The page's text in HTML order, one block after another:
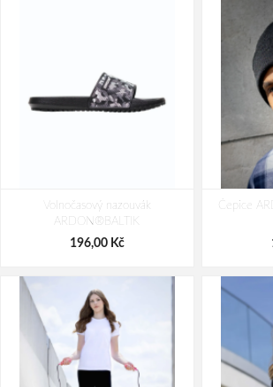
ARDON®DROPISAN - Hi-vis žlutá
990,00 Kč
Volnočasový nazouvák
ARDON®BALTIK
196,00 Kč
Čepice